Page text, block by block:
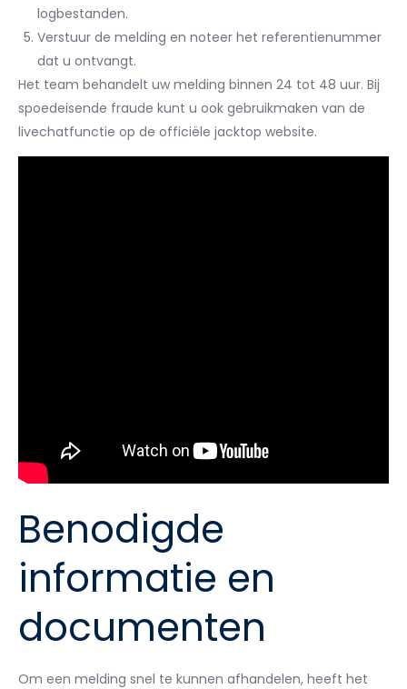
logbestanden.
Verstuur de melding en noteer het referentienummer
dat u ontvangt.
Het team behandelt uw melding binnen 24 tot 48 uur. Bij
spoedeisende fraude kunt u ook gebruikmaken van de
livechatfunctie op de officiële jacktop website.
Benodigde
informatie en
documenten
Om een melding snel te kunnen afhandelen, heeft het